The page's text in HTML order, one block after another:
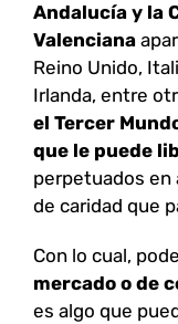
Andalucía y la
Valenciana
Reino Unido,
Irlanda, entre
el Tercer
que le puede
perpetuados en
de caridad que
Con lo cual,
mercado o de
es algo que